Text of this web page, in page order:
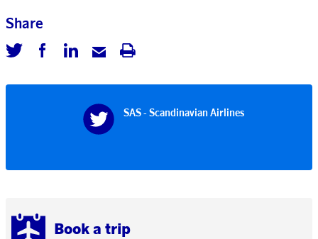
Book a trip
Share
SAS - Scandinavian Airlines